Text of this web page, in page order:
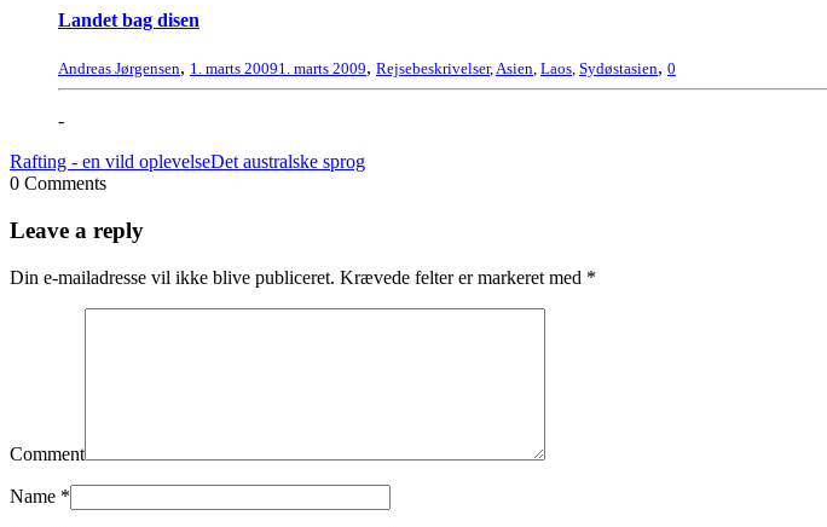
Landet bag disen
Andreas Jørgensen, 1. marts 20091. marts 2009, Rejsebeskrivelser,Asien, Laos, Sydøstasien, 0
-
Rafting - en vild oplevelseDet australske sprog
0 Comments
Leave a reply
Din e-mailadresse vil ikke blive publiceret. Krævede felter er markeret med *
Comment
Name *